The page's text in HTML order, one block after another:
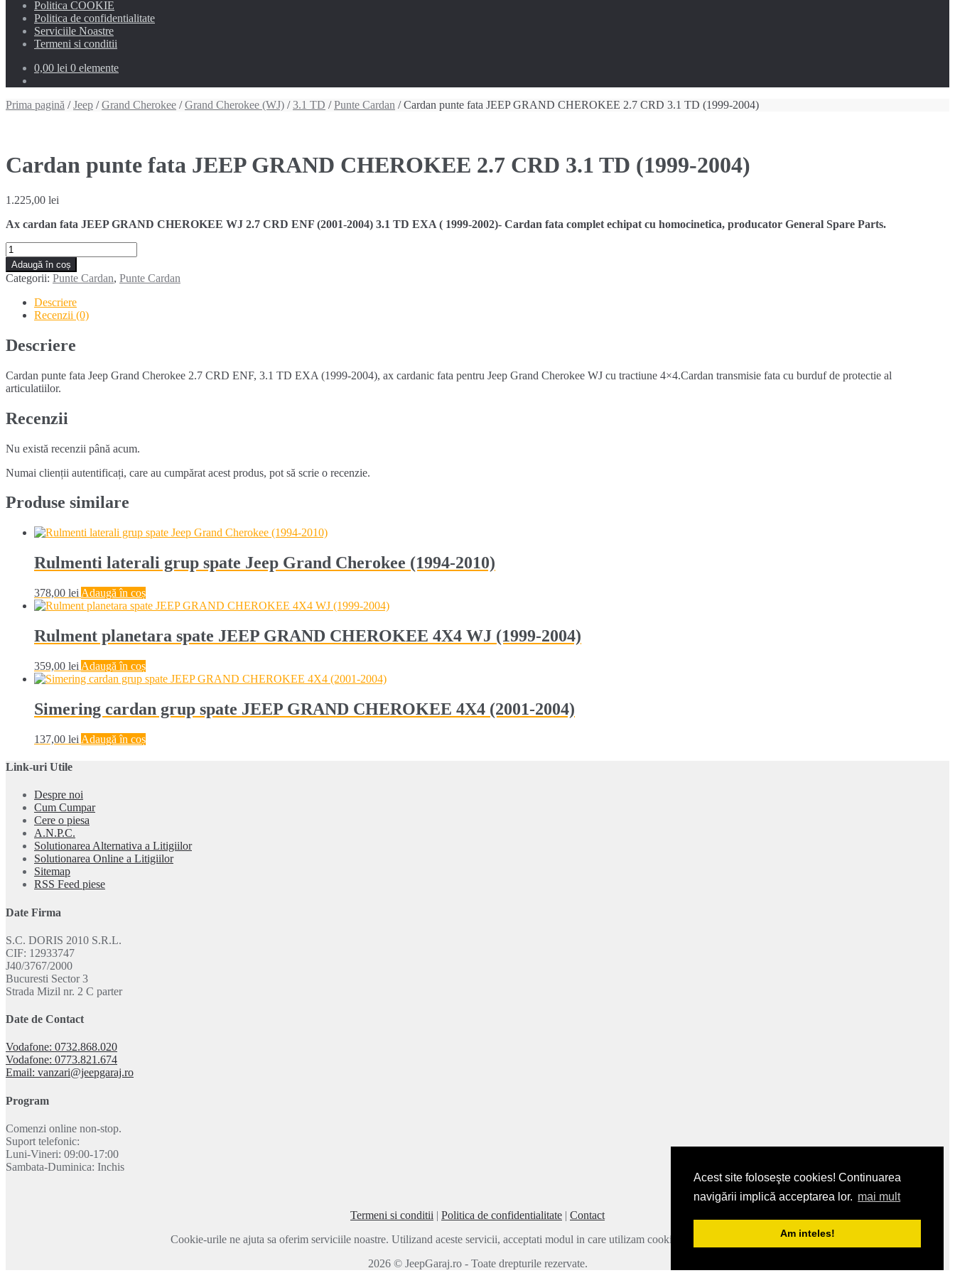
Acest site foloseşte cookies! Continuarea
navigării implică acceptarea lor. mai mult
Am inteles!
Politica COOKIE
Politica de confidentialitate
Serviciile Noastre
Termeni si conditii
0,00 lei 0 elemente
Prima pagină /Jeep /Grand Cherokee /Grand Cherokee (WJ) /3.1 TD /Punte Cardan / Cardan punte fata JEEP GRAND CHEROKEE 2.7 CRD 3.1 TD (1999-2004)
Cardan punte fata JEEP GRAND CHEROKEE 2.7 CRD 3.1 TD (1999-2004)
1.225,00 lei
Ax cardan fata JEEP GRAND CHEROKEE WJ 2.7 CRD ENF (2001-2004) 3.1 TD EXA ( 1999-2002)- Cardan fata complet echipat cu homocinetica, producator General Spare Parts.
Cantitate
Cardan
punte
fata
JEEP
GRAND
CHEROKEE
2.7
CRD
TD
(1999-
Adaugă în coș
Categorii: Punte Cardan, Punte Cardan
Descriere
Recenzii (0)
Descriere
Cardan punte fata Jeep Grand Cherokee 2.7 CRD ENF, 3.1 TD EXA (1999-2004), ax cardanic fata pentru Jeep Grand Cherokee WJ cu tractiune 4×4.Cardan transmisie fata cu burduf de protectie al
articulatiilor.
Recenzii
Nu există recenzii până acum.
Numai clienții autentificați, care au cumpărat acest produs, pot să scrie o recenzie.
Produse similare
Rulmenti laterali grup spate Jeep Grand Cherokee (1994-2010)
378,00 lei Adaugă în coș
Rulment planetara spate JEEP GRAND CHEROKEE 4X4 WJ (1999-2004)
359,00 lei Adaugă în coș
Simering cardan grup spate JEEP GRAND CHEROKEE 4X4 (2001-2004)
137,00 lei Adaugă în coș
Link-uri Utile
Despre noi
Cum Cumpar
Cere o piesa
A.N.P.C.
Solutionarea Alternativa a Litigiilor
Solutionarea Online a Litigiilor
Sitemap
RSS Feed piese
Date Firma
S.C. DORIS 2010 S.R.L.
CIF: 12933747
J40/3767/2000
Bucuresti Sector 3
Strada Mizil nr. 2 C parter
Date de Contact
Vodafone: 0732.868.020
Vodafone: 0773.821.674
Email: vanzari@jeepgaraj.ro
Program
Comenzi online non-stop.
Suport telefonic:
Luni-Vineri: 09:00-17:00
Sambata-Duminica: Inchis
Termeni si conditii | Politica de confidentialitate | Contact
Cookie-urile ne ajuta sa oferim serviciile noastre. Utilizand aceste servicii, acceptati modul in care utilizam cookie-urile.
Mai multe detalii.
2026 © JeepGaraj.ro - Toate drepturile rezervate.